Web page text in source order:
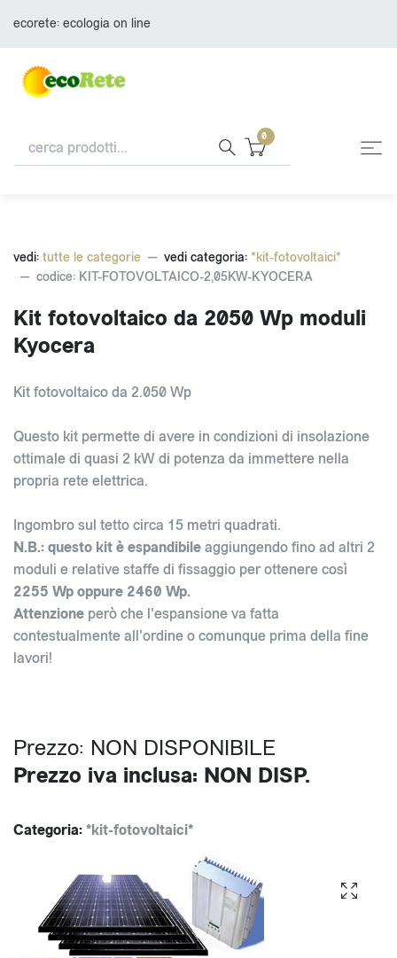
ecorete: ecologia on line
0
vedi: tutte le categorie vedi categoria: *kit-fotovoltaici*
codice: KIT-FOTOVOLTAICO-2,05KW-KYOCERA
Kit fotovoltaico da 2050 Wp moduli
Kyocera
Kit fotovoltaico da 2.050 Wp
Questo kit permette di avere in condizioni di insolazione
ottimale di quasi 2 kW di potenza da immettere nella
propria rete elettrica.
Ingombro sul tetto circa 15 metri quadrati.
N.B.: questo kit è espandibileaggiungendo fino ad altri 2
moduli e relative staffe di fissaggio per ottenere così
2255 Wp oppure 2460 Wp.
Attenzione però che l'espansione va fatta
contestualmente all'ordine o comunque prima della fine
lavori!
Prezzo: NON DISPONIBILE
Prezzo iva inclusa: NON DISP.
Categoria:*kit-fotovoltaici*